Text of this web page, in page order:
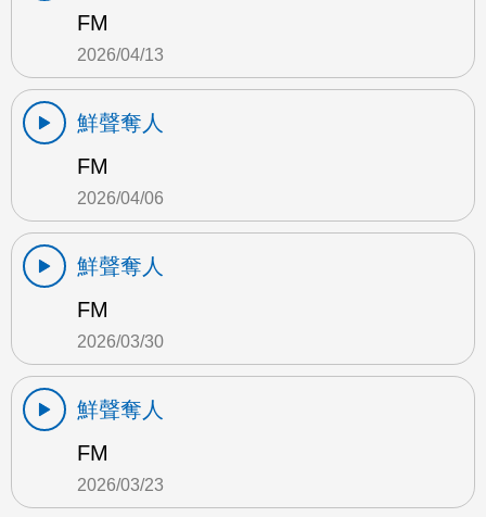
FM
2026/04/13
鮮聲奪人
FM
2026/04/06
鮮聲奪人
FM
2026/03/30
鮮聲奪人
FM
2026/03/23